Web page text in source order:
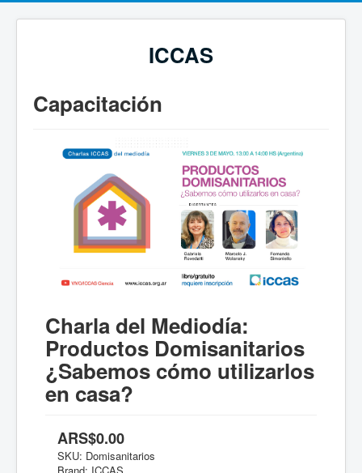
ICCAS
Capacitación
Charla del Mediodía:
Productos Domisanitarios
¿Sabemos cómo utilizarlos
en casa?
ARS$0.00
SKU: Domisanitarios